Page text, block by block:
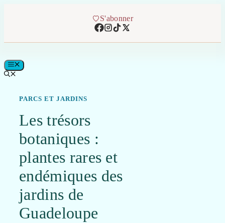
S'abonner
MENU
PARCS ET JARDINS
Les trésors
botaniques :
plantes rares et
endémiques des
jardins de
Guadeloupe